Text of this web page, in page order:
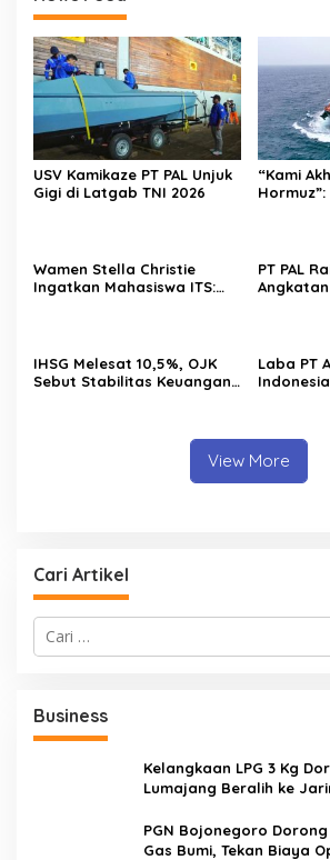
USV Kamikaze PT PAL Unjuk
Gigi di Latgab TNI 2026
“Kami
Wamen Stella Christie
Ingatkan Mahasiswa ITS:
PT PAL
IHSG Melesat 10,5%, OJK
Sebut Stabilitas Keuangan
Laba PT
View More
Cari Artikel
C
u
n
t
Business
Kelangkaan LPG 3 Kg
Lumajang Beralih ke
Mudah
PGN Bojonegoro Dorong
Gas Bumi, Tekan Biaya